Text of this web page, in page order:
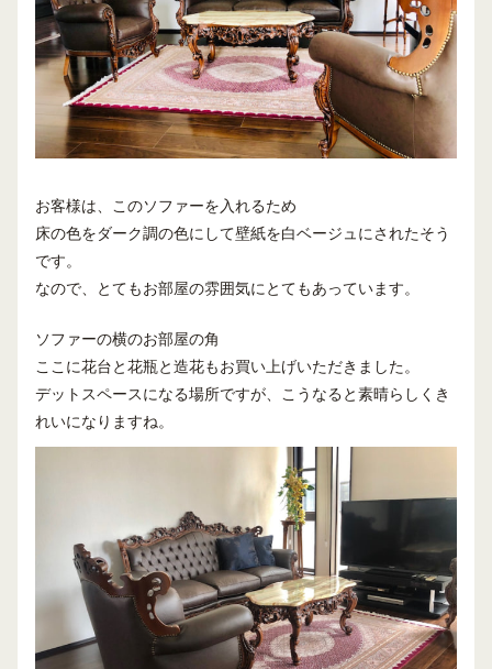
お客様は、このソファーを入れるため
床の色をダーク調の色にして壁紙を白ベージュにされたそう
です。
なので、とてもお部屋の雰囲気にとてもあっています。
ソファーの横のお部屋の角
ここに花台と花瓶と造花もお買い上げいただきました。
デットスペースになる場所ですが、こうなると素晴らしくき
れいになりますね。